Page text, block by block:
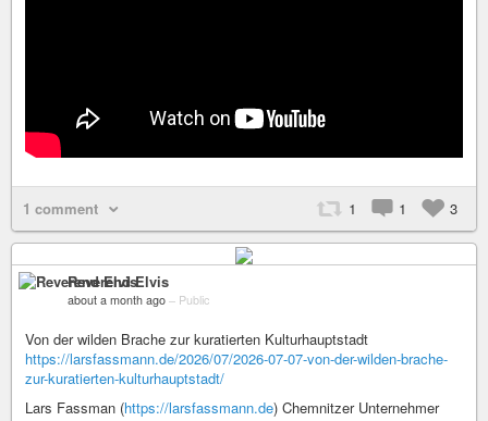
1 comment 1 1 3
Reverend Elvis
about a month ago – Public
Von der wilden Brache zur kuratierten Kulturhauptstadt
https://larsfassmann.de/2026/07/2026-07-07-von-der-wilden-brache-
zur-kuratierten-kulturhauptstadt/
Lars Fassman (https://larsfassmann.de) Chemnitzer Unternehmer